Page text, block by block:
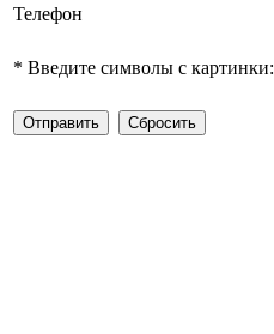
Телефон
* Введите символы с картинки: